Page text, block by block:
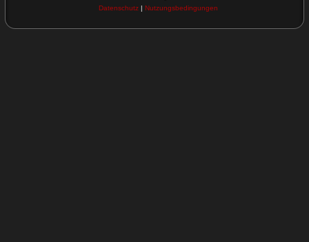
Datenschutz| Nutzungsbedingungen